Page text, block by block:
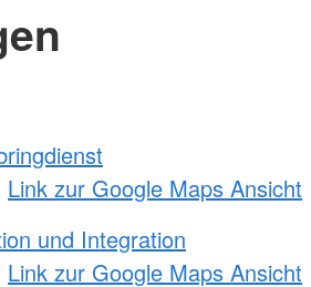
Link zur Google Maps Ansicht
und Integration
Link zur Google Maps Ansicht